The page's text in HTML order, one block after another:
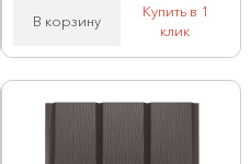
В корзину
Купить в 1
клик